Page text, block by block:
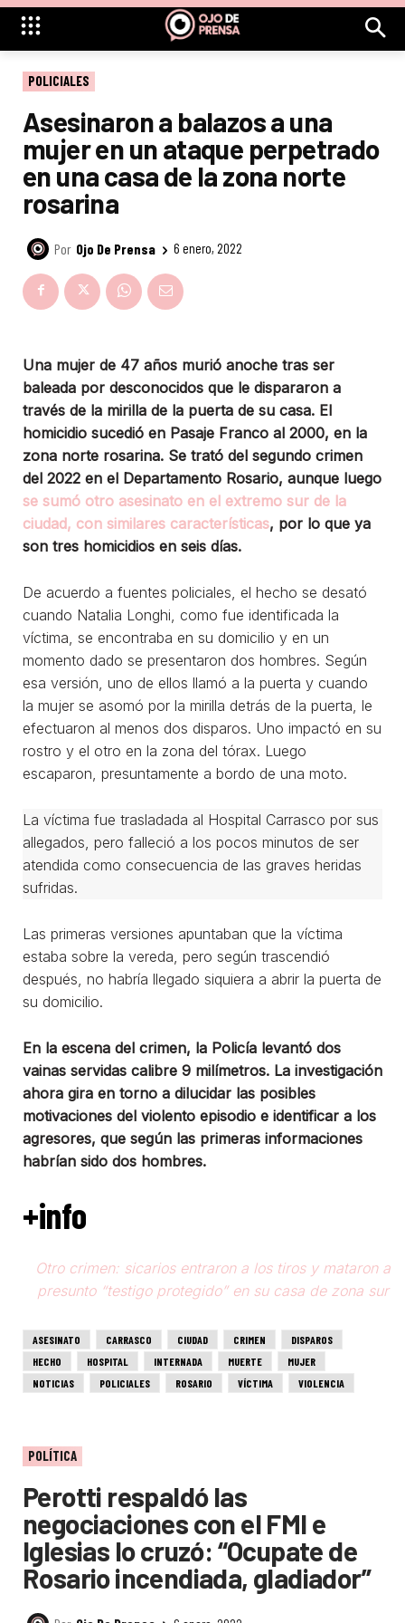
POLICIALES
Asesinaron a balazos a una
mujer en un ataque perpetrado
en una casa de la zona norte
rosarina
Por Ojo De Prensa 6 enero, 2022
Una mujer de 47 años murió anoche tras ser
baleada por desconocidos que le dispararon a
través de la mirilla de la puerta de su casa. El
homicidio sucedió en Pasaje Franco al 2000, en la
zona norte rosarina. Se trató del segundo crimen
del 2022 en el Departamento Rosario, aunque luego
se sumó otro asesinato en el extremo sur de la
ciudad, con similares características, por lo que ya
son tres homicidios en seis días.
De acuerdo a fuentes policiales, el hecho se desató
cuando Natalia Longhi, como fue identificada la
víctima, se encontraba en su domicilio y en un
momento dado se presentaron dos hombres. Según
esa versión, uno de ellos llamó a la puerta y cuando
la mujer se asomó por la mirilla detrás de la puerta, le
efectuaron al menos dos disparos. Uno impactó en su
rostro y el otro en la zona del tórax. Luego
escaparon, presuntamente a bordo de una moto.
La víctima fue trasladada al Hospital Carrasco por sus
allegados, pero falleció a los pocos minutos de ser
atendida como consecuencia de las graves heridas
sufridas.
Las primeras versiones apuntaban que la víctima
estaba sobre la vereda, pero según trascendió
después, no habría llegado siquiera a abrir la puerta de
su domicilio.
En la escena del crimen, la Policía levantó dos
vainas servidas calibre 9 milímetros. La investigación
ahora gira en torno a dilucidar las posibles
motivaciones del violento episodio e identificar a los
agresores, que según las primeras informaciones
habrían sido dos hombres.
+info
Otro crimen: sicarios entraron a los tiros y mataron a
presunto “testigo protegido” en su casa de zona sur
ASESINATO CARRASCO CIUDAD CRIMEN
DISPAROS
HECHO
HOSPITAL INTERNADA MUERTE
MUJER
NOTICIAS
POLICIALES ROSARIO VÍCTIMA VIOLENCIA